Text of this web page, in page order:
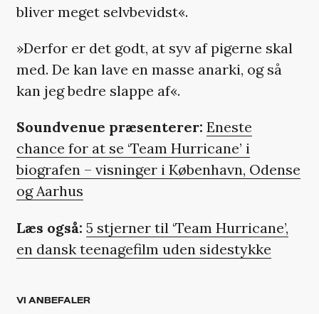
bliver meget selvbevidst«.
»Derfor er det godt, at syv af pigerne skal
med. De kan lave en masse anarki, og så
kan jeg bedre slappe af«.
Soundvenue præsenterer: Eneste
chance for at se ‘Team Hurricane’ i
biografen – visninger i København, Odense
og Aarhus
Læs også: 5 stjerner til ‘Team Hurricane’,
en dansk teenagefilm uden sidestykke
VI ANBEFALER